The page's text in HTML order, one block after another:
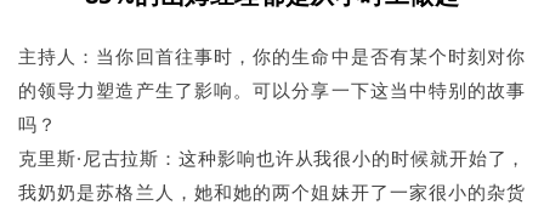
主持人：当你回首往事时，你的生命中是否有某个时刻对你
的领导力塑造产生了影响。可以分享一下这当中特别的故事
吗？
克里斯·尼古拉斯：这种影响也许从我很小的时候就开始了，
我奶奶是苏格兰人，她和她的两个姐妹开了一家很小的杂货